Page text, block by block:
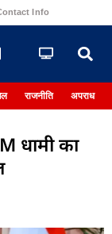
Info
राजनीति अपराध
धामी का